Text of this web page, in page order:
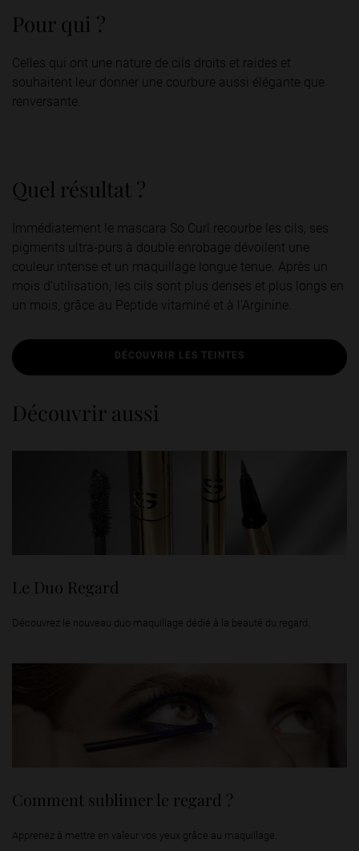
Pour qui ?
Celles qui ont une nature de cils droits et raides et
souhaitent leur donner une courbure aussi élégante que
renversante.
Quel résultat ?
Immédiatement le mascara So Curl recourbe les cils, ses
pigments ultra-purs à double enrobage dévoilent une
couleur intense et un maquillage longue tenue. Après un
mois d’utilisation, les cils sont plus denses et plus longs en
un mois, grâce au Peptide vitaminé et à l'Arginine.
DÉCOUVRIR LES TEINTES
Découvrir aussi
Le Duo Regard
Découvrez le nouveau duo maquillage dédié à la beauté du regard.
Comment sublimer le regard ?
Apprenez à mettre en valeur vos yeux grâce au maquillage.